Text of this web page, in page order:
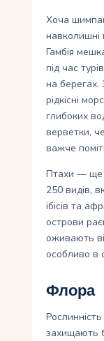
Хоча
навколишні
Гамбія
під час
на берегах.
рідкісні
глибоких
верветки,
важче
Птахи — ще
250 видів,
ібісів та
острови
оживають
особливо в
Флора
захищають